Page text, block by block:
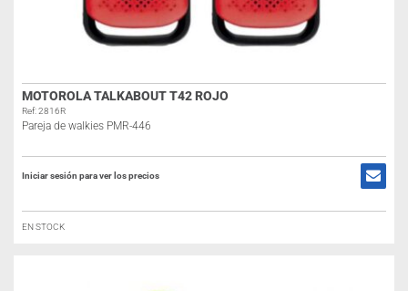
MOTOROLA TALKABOUT T42 ROJO
Ref: 2816R
Pareja de walkies PMR-446
Iniciar sesión para ver los precios
EN STOCK